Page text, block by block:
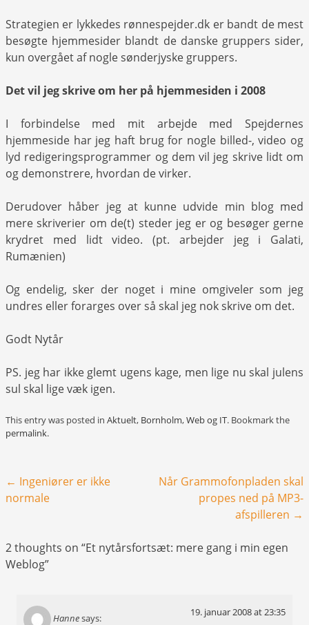
Strategien er lykkedes rønnespejder.dk er bandt de mest
besøgte hjemmesider blandt de danske gruppers sider,
kun overgået af nogle sønderjyske gruppers.
Det vil jeg skrive om her på hjemmesiden i 2008
I forbindelse med mit arbejde med Spejdernes
hjemmeside har jeg haft brug for nogle billed-, video og
lyd redigeringsprogrammer og dem vil jeg skrive lidt om
og demonstrere, hvordan de virker.
Derudover håber jeg at kunne udvide min blog med
mere skriverier om de(t) steder jeg er og besøger gerne
krydret med lidt video. (pt. arbejder jeg i Galati,
Rumænien)
Og endelig, sker der noget i mine omgiveler som jeg
undres eller forarges over så skal jeg nok skrive om det.
Godt Nytår
PS. jeg har ikke glemt ugens kage, men lige nu skal julens
sul skal lige væk igen.
This entry was posted in Aktuelt, Bornholm,Web og IT. Bookmark the
permalink.
Post navigation
← Ingeniører er ikke
normale
Når Grammofonpladen skal
propes ned på MP3-
afspilleren →
2 thoughts on “Et nytårsfortsæt: mere gang i min egen
Weblog”
Hannesays:
19. januar 2008 at 23:35